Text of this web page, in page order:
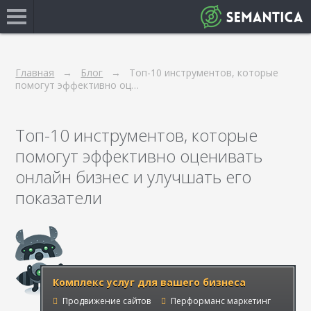
Главная Блог
Топ-10 инструментов, которые
помогут эффективно оц…
Топ-10 инструментов, которые
помогут эффективно оценивать
онлайн бизнес и улучшать его
показатели
Комплекс услуг для вашего бизнеса
Продвижение сайтов
Перформанс маркетинг